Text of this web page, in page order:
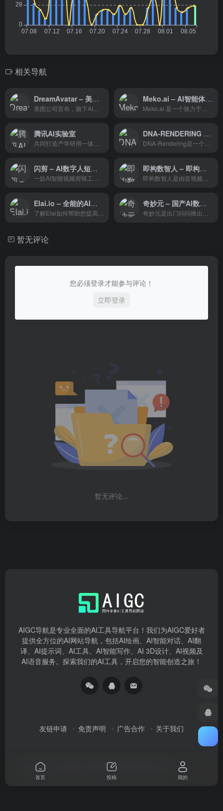
相关导航
DreamAvatar – 美图旗下AI数字人生成工具 Meko.ai – AI智能体创作者社区
腾讯AI实验室 DNA-RENDERING – 多样化神经数字人库
闪剪 – AI数字人短视频创作平台 即构数智人 – 即构科技推出的AI数字人创作平台
Elai.io – 全能的AI视频生成器 奇妙元 – 国产AI数字人视频生成平台
暂无评论
您必须登录才能参与评论！
立即登录
暂无评论...
AIGC导航是专业全面的AI工具导航平台！我们为AIGC爱好者
提供全方位的AI网站导航，包括AI绘画、AI智能对话、AI翻
译、AI提示词、AI工具、AI智能写作、AI 3D设计、AI视频及
AI语音服务。探索我们的AI工具，开启您的智能创造之旅！
友链申请 免责声明 广告合作 关于我们
Copyright © 2026 AIGC工具导航湘ICP备2023015213号-3
首页 投稿 我的